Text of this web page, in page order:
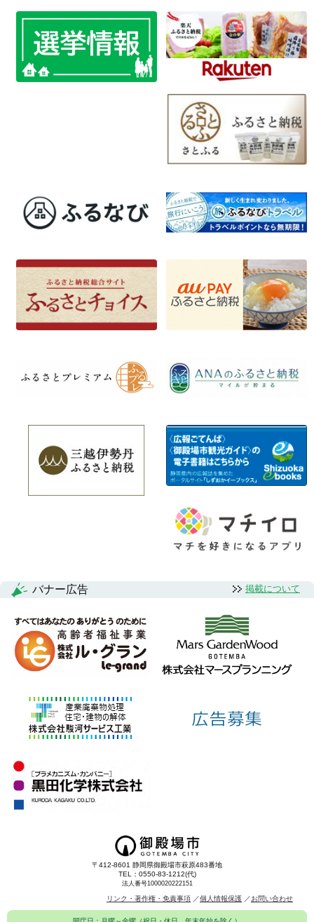
シ
バナー広告 掲載について
〒412-8601 静岡県御殿場市萩原483番地
TEL：0550-83-1212(代)
法人番号1000020222151
リンク・著作権・免責事項 個人情報保護 お問い合わせ